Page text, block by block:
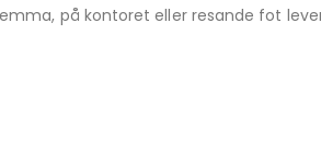
på kontoret eller resande fot